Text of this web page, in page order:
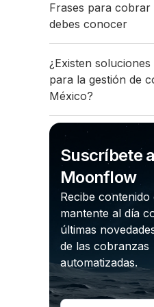
Frases para cobrar
debes conocer
¿Existen
para la gestión de
México?
Suscríbete
Moonflow
Recibe
mantente al día
últimas
de las cobranzas
automatizadas.